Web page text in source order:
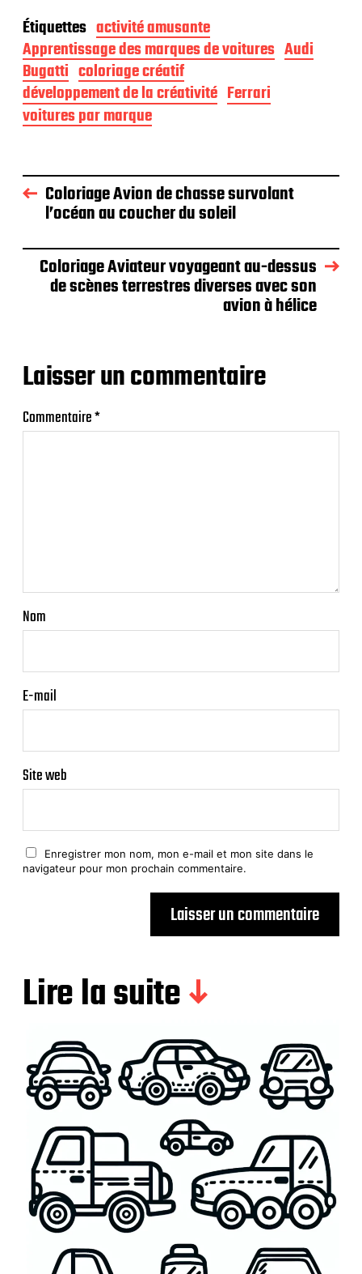
Étiquettes activité amusante
Apprentissage des marques de voitures Audi
Bugatti coloriage créatif
développement de la créativité Ferrari
voitures par marque
Coloriage Avion de chasse survolant
l’océan au coucher du soleil
Coloriage Aviateur voyageant au-dessus
de scènes terrestres diverses avec son
avion à hélice
Laisser un commentaire
Commentaire*
Nom
E-mail
Site web
Enregistrer mon nom, mon e-mail et mon site dans le
navigateur pour mon prochain commentaire.
Lire la suite